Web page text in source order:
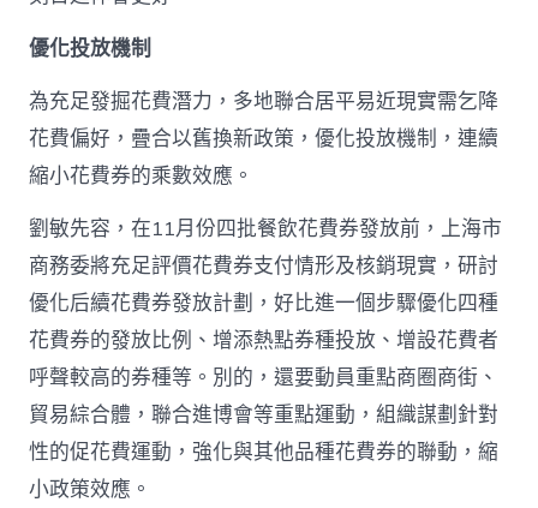
優化投放機制
為充足發掘花費潛力，多地聯合居平易近現實需乞降
花費偏好，疊合以舊換新政策，優化投放機制，連續
縮小花費券的乘數效應。
劉敏先容，在11月份四批餐飲花費券發放前，上海市
商務委將充足評價花費券支付情形及核銷現實，研討
優化后續花費券發放計劃，好比進一個步驟優化四種
花費券的發放比例、增添熱點券種投放、增設花費者
呼聲較高的券種等。別的，還要動員重點商圈商街、
貿易綜合體，聯合進博會等重點運動，組織謀劃針對
性的促花費運動，強化與其他品種花費券的聯動，縮
小政策效應。